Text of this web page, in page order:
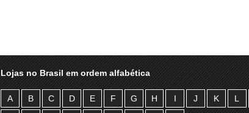
Lojas no Brasil em ordem alfabética
A B C D E F G H I J K L